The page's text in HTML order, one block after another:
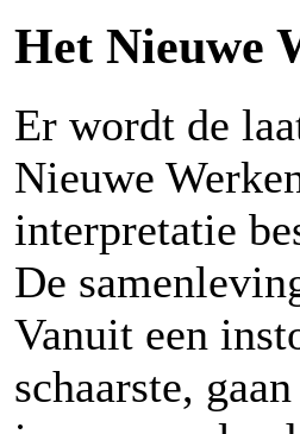
Het Nieuwe
Er wordt de
Nieuwe
interpretatie
De
Vanuit een
schaarste,